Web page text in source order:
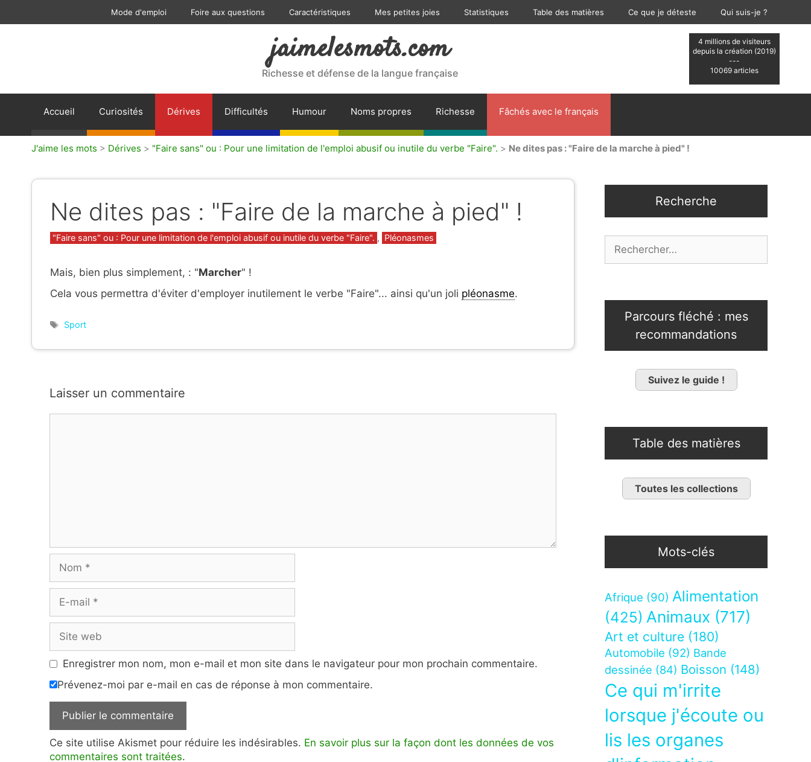
Mode d'emploi Foire aux questions Caractéristiques Mes petites joies Statistiques Table des matières Ce que je déteste Qui suis-je ?
4 millions de visiteurs
depuis la création (2019)
---
10069 articles
jaimelesmots.com
Richesse et défense de la langue française
Accueil Curiosités Dérives Difficultés Humour Noms propres Richesse Fâchés avec le français
J'aime les mots > Dérives > "Faire sans" ou : Pour une limitation de l'emploi abusif ou inutile du verbe "Faire". > Ne dites pas : "Faire de la marche à pied" !
Ne dites pas : "Faire de la marche à pied" !
Catégories
"Faire sans" ou : Pour une limitation de l'emploi abusif ou inutile du verbe "Faire". , Pléonasmes
Mais, bien plus simplement, : "Marcher" !
Cela vous permettra d'éviter d'employer inutilement le verbe "Faire"... ainsi qu'un joli pléonasme.
Étiquettes
Sport
Laisser un commentaire
mail
web
Enregistrer mon nom, mon e-mail et mon site dans le navigateur pour mon prochain commentaire.
Prévenez-moi par e-mail en cas de réponse à mon commentaire.
Ce site utilise Akismet pour réduire les indésirables. En savoir plus sur la façon dont les données de vos
commentaires sont traitées.
Recherche
Parcours fléché : mes
recommandations
Suivez le guide !
Table des matières
Toutes les collections
Mots-clés
Afrique (90) Alimentation
(425) Animaux (717)
Art et culture (180)
Automobile (92) Bande
dessinée (84) Boisson (148)
Ce qui m'irrite
lorsque j'écoute ou
lis les organes